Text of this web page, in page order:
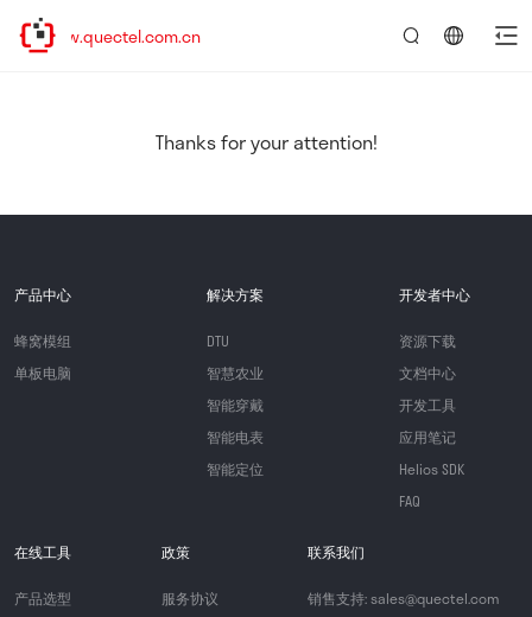
www.quectel.com.cn
Thanks for your attention!
产品中心
蜂窝模组
单板电脑
解决方案
DTU
智慧农业
智能穿戴
智能电表
智能定位
开发者中心
资源下载
文档中心
开发工具
应用笔记
Helios SDK
FAQ
在线工具
产品选型
政策
服务协议
联系我们
销售支持: sales@quectel.com